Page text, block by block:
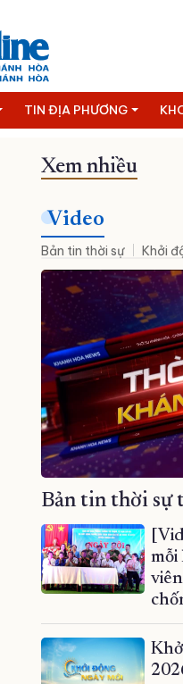
TIN ĐỊA PHƯƠNG
Phường Cam Ranh
Xem nhiều
Video
Bản tin thời sự Khởi
Bản tin thời sự
mỗi